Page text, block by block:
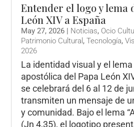
Entender el logo y lema
León XIV a España
May 27, 2026 | Noticias, Ocio
Patrimonio Cultural ,Tecnología,
2026
La identidad visual y el
apostólica del Papa León
se celebrará del 6 al 12 de
transmiten un mensaje de
y comunidad. Bajo el lema
(Jn 4,35), el logotipo